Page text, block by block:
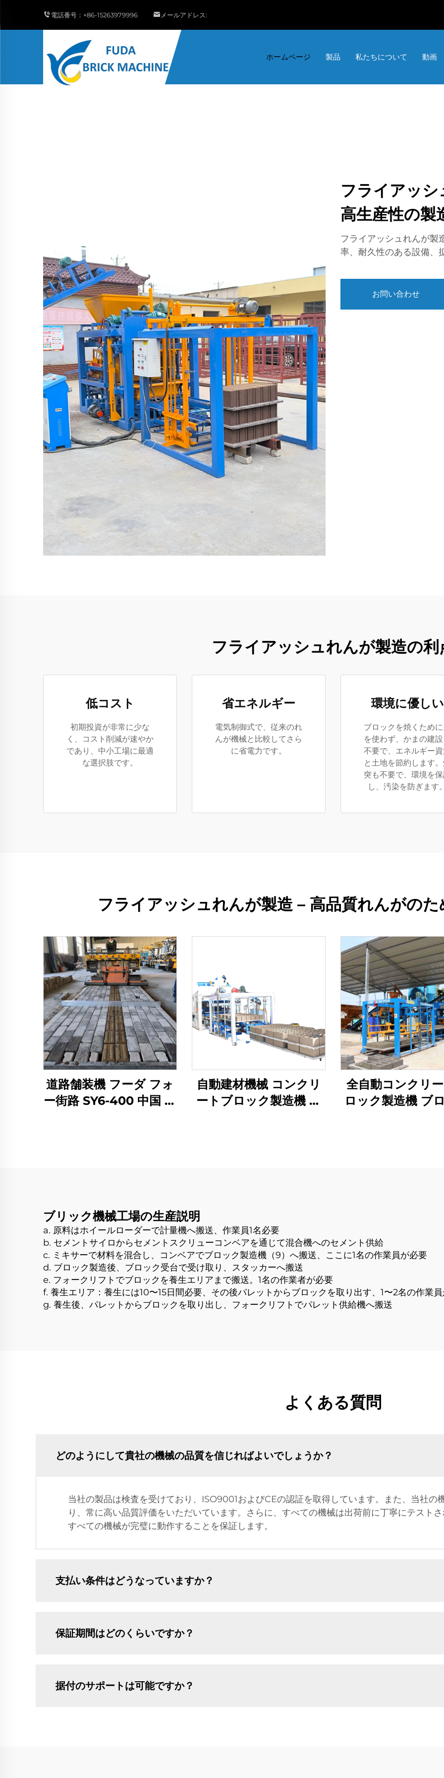
電話番号： +86-15263979996 メールアドレス:
ホームページ 製品 私たちについて 動画
フライアッシ
高生産性の製
フライアッシュれんが製
率、耐久性のある設備、
お問い合わせ
フライアッシュれんが製造の利
低コスト
初期投資が非常に少な
く、コスト削減が速やか
であり、中小工場に最適
な選択肢です。
省エネルギー
電気制御式で、従来のれ
んが機械と比較してさら
に省電力です。
環境に優しい
ブロックを焼くため
を使わず、かまの建
不要で、エネルギー
と土地を節約します
突も不要で、環境を
し、汚染を防ぎます
フライアッシュれんが製造 – 高品質れんがの
道路舗装機 フーダ フォ
ー街路 SY6-400 中国 道
自動建材機械 コンクリ
ートブロック製造機 油
全自動コンクリ
ロック製造機 ブ
ブリック機械工場の生産説明
a. 原料はホイールローダーで計量機へ搬送、作業員1名必要
b. セメントサイロからセメントスクリューコンベアを通じて混合機へのセメント供給
c. ミキサーで材料を混合し、コンベアでブロック製造機（9）へ搬送、ここに1名の作業員が必要
d. ブロック製造後、ブロック受台で受け取り、スタッカーへ搬送
e. フォークリフトでブロックを養生エリアまで搬送。1名の作業者が必要
f. 養生エリア：養生には10〜15日間必要、その後パレットからブロックを取り出す、1〜2名の作業
g. 養生後、パレットからブロックを取り出し、フォークリフトでパレット供給機へ搬送
よくある質問
どのようにして貴社の機械の品質を信じればよいでしょうか？
当社の製品は検査を受けており、ISO9001およびCEの認証を取得しています。また、当社の
り、常に高い品質評価をいただいています。さらに、すべての機械は出荷前に丁寧にテスト
すべての機械が完璧に動作することを保証します。
支払い条件はどうなっていますか？
保証期間はどのくらいですか？
据付のサポートは可能ですか？